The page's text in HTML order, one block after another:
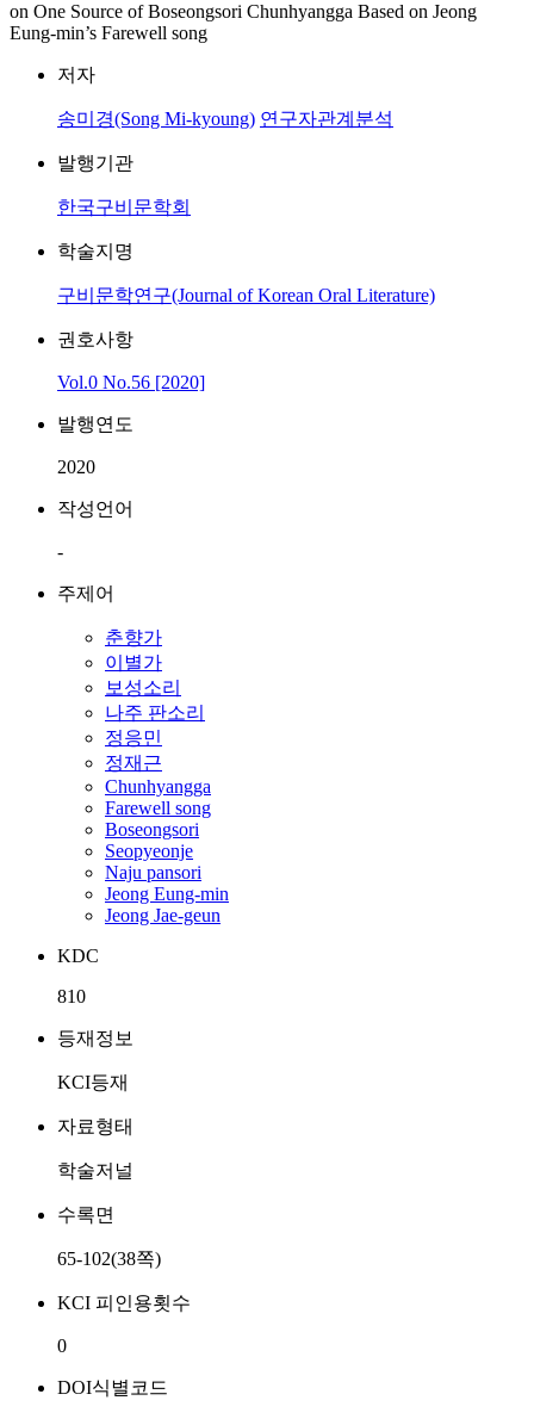
on One Source of Boseongsori Chunhyangga Based on Jeong
Eung-min’s Farewell song
저자
송미경(Song Mi-kyoung) 연구자관계분석
발행기관
한국구비문학회
학술지명
구비문학연구(Journal of Korean Oral Literature)
권호사항
Vol.0 No.56 [2020]
발행연도
2020
작성언어
-
주제어
춘향가
이별가
보성소리
나주 판소리
정응민
정재근
Chunhyangga
Farewell song
Boseongsori
Seopyeonje
Naju pansori
Jeong Eung-min
Jeong Jae-geun
KDC
810
등재정보
KCI등재
자료형태
학술저널
수록면
65-102(38쪽)
KCI 피인용횟수
0
DOI식별코드